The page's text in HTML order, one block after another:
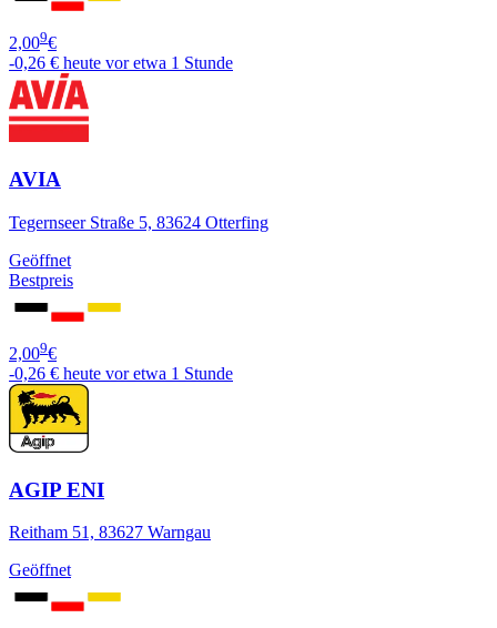
2,009€
-0,26 € heute vor etwa 1 Stunde
AVIA
Tegernseer Straße 5, 83624 Otterfing
Geöffnet
Bestpreis
2,009€
-0,26 € heute vor etwa 1 Stunde
AGIP ENI
Reitham 51, 83627 Warngau
Geöffnet